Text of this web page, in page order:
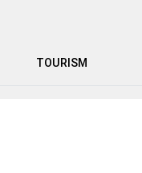
TOURISM